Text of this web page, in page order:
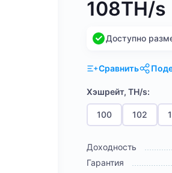
108TH/s
Доступно
Сравнить
Хэшрейт, TH/s:
100 102
Доходность
Гарантия